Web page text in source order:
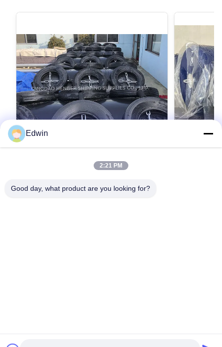
保護 船板 生産時間 5 ~ 10 日 耐久性 海洋
Edwin
2:21 PM
Good day, what product are you looking for?